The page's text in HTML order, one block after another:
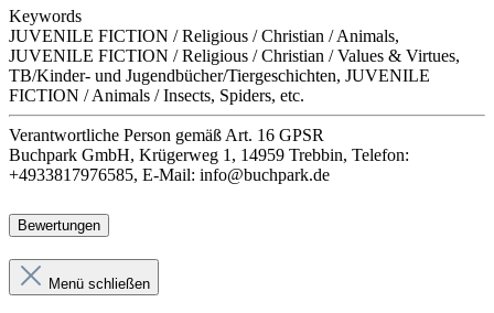
Keywords
JUVENILE FICTION / Religious / Christian / Animals,
JUVENILE FICTION / Religious / Christian / Values & Virtues,
TB/Kinder- und Jugendbücher/Tiergeschichten, JUVENILE
FICTION / Animals / Insects, Spiders, etc.
Verantwortliche Person gemäß Art. 16 GPSR
Buchpark GmbH, Krügerweg 1, 14959 Trebbin, Telefon:
+4933817976585, E-Mail: info@buchpark.de
Bewertungen
Menü schließen